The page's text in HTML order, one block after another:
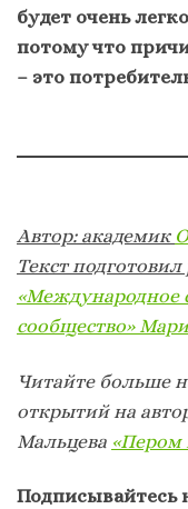
будет очень
потому что
– это
Автор: академик
Текст
«Международное
сообщество»
Читайте больше
открытий на
Мальцева «Пером
Подписывайтесь